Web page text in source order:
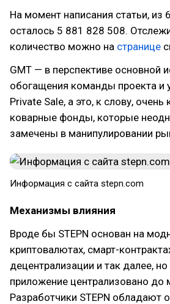
На момент написания статьи, из
осталось 5 881 828 508.
количество можно на странице
GMT — в перспективе основной
обогащения команды проекта и
Private Sale, а это, к слову, очень
коварные фонды, которые
замечены в манипулировании
Информация с сайта stepn.com
Механизмы влияния
Вроде бы STEPN основан на
криптовалютах, смарт-
децентрализации и так далее,
приложение централизовано до
Разработчики STEPN обладают